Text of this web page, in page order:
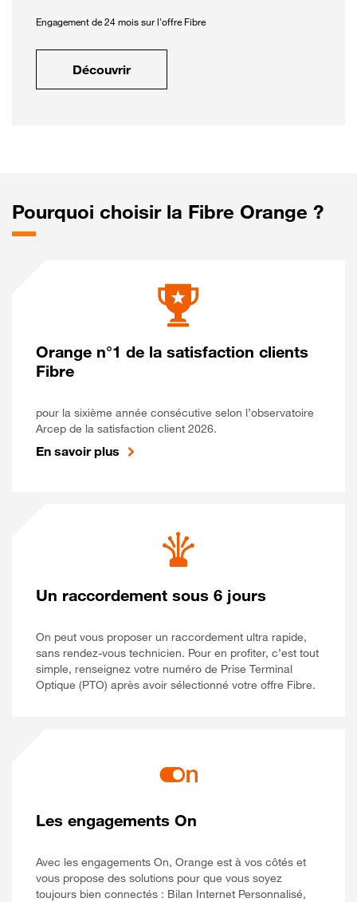
Engagement de 24 mois sur l'offre Fibre
Découvrir
Pourquoi choisir la Fibre Orange ?
Orange n°1 de la satisfaction clients
Fibre
pour la sixième année consécutive selon l’observatoire
Arcep de la satisfaction client 2026.
En savoir plus
Un raccordement sous 6 jours
On peut vous proposer un raccordement ultra rapide,
sans rendez-vous technicien. Pour en profiter, c’est tout
simple, renseignez votre numéro de Prise Terminal
Optique (PTO) après avoir sélectionné votre offre Fibre.
Les engagements On
Avec les engagements On, Orange est à vos côtés et
vous propose des solutions pour que vous soyez
toujours bien connectés : Bilan Internet Personnalisé,